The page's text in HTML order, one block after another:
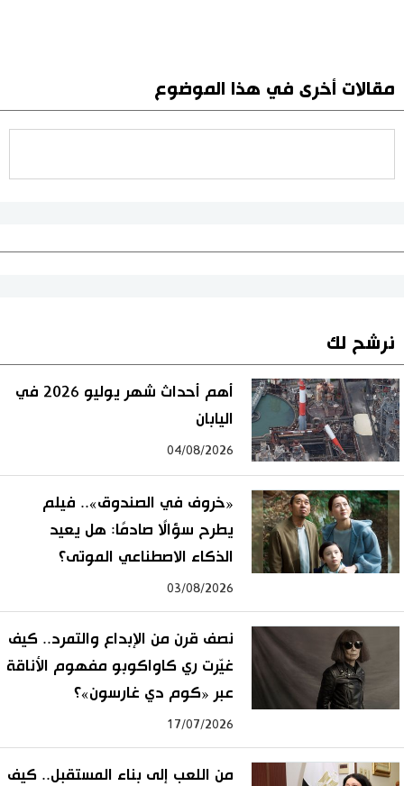
مقالات أخرى في هذا الموضوع
نرشح لك
أهم أحداث شهر يوليو 2026 في
اليابان
04/08/2026
«خروف في الصندوق».. فيلم
يطرح سؤالًا صادمًا: هل يعيد
الذكاء الاصطناعي الموتى؟
03/08/2026
نصف قرن من الإبداع والتمرد.. كيف
غيّرت ري كاواكوبو مفهوم الأناقة
عبر «كوم دي غارسون»؟
17/07/2026
من اللعب إلى بناء المستقبل.. كيف